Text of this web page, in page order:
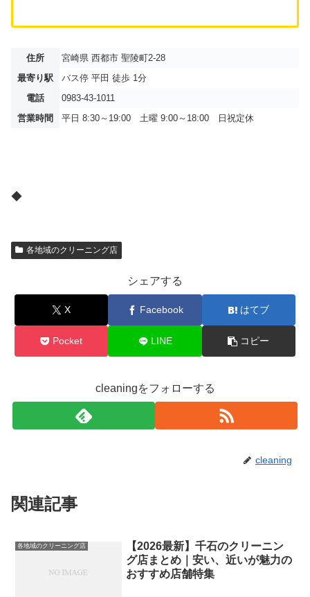
住所
宮崎県 西都市 聖陵町2-28
最寄り駅
バス停 平田 徒歩 1分
電話
0983-43-1011
営業時間
平日 8:30～19:00 土曜 9:00～18:00 日祝定休
◆
各地域のクリーニング店
シェアする
X Facebook はてブ
Pocket LINE コピー
cleaningをフォローする
cleaning
関連記事
各地域のクリーニング店
【2026最新】千石のクリーニン
グ店まとめ｜安い、近いが魅力の
おすすめ店舗特集